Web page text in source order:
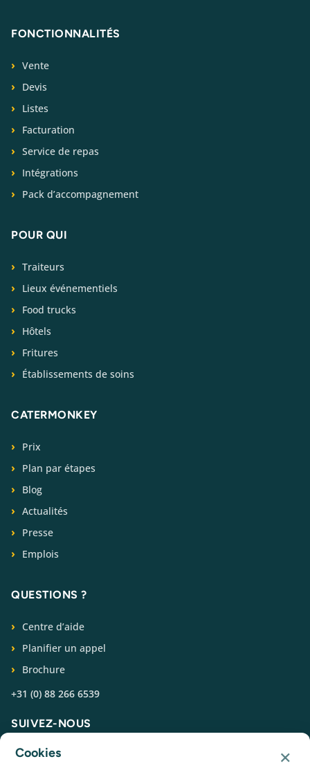
FONCTIONNALITÉS
Vente
Devis
Listes
Facturation
Service de repas
Intégrations
Pack d’accompagnement
POUR QUI
Traiteurs
Lieux événementiels
Food trucks
Hôtels
Fritures
Établissements de soins
CATERMONKEY
Prix
Plan par étapes
Blog
Actualités
Presse
Emplois
QUESTIONS ?
Centre d’aide
Planifier un appel
Brochure
+31 (0) 88 266 6539
SUIVEZ-NOUS
Cookies ×